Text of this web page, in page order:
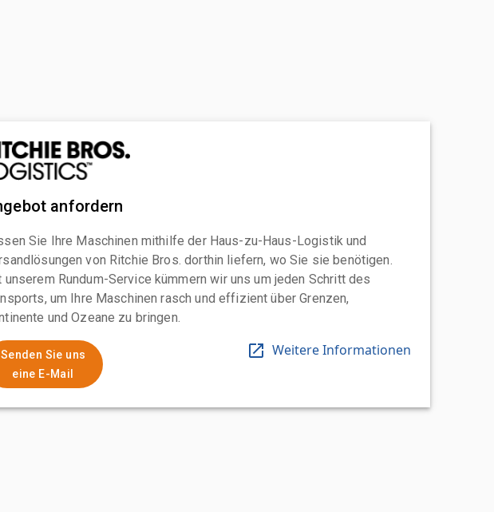
anfordern
Sie Ihre Maschinen mithilfe der Haus-zu-Haus-Logistik und
von Ritchie Bros. dorthin liefern, wo Sie sie benötigen.
unserem Rundum-Service kümmern wir uns um jeden Schritt des
um Ihre Maschinen rasch und effizient über Grenzen,
und Ozeane zu bringen.
Senden Sie uns
eine E-Mail
Weitere Informationen